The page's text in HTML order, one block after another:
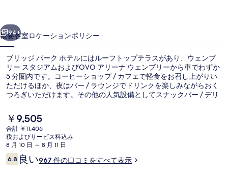
ホ
テ
ル
の
写
真
ギ
ャ
ラ
次へ
94+
概要客室ロケーションポリシー
ブリッジ パーク ホテルにはルーフトップテラスがあり、ウェンブ
リー スタジアムおよびOVO アリーナ ウェンブリーから車でわずか
5 分圏内です。コーヒーショップ / カフェで軽食をお召し上がりい
ただけるほか、夜はバー / ラウンジでドリンクを楽しみながらおく
つろぎいただけます。その他の人気設備としてスナックバー / デリ
ています。付近の公共交通機関も充実しています。地下鉄ストーン
ブリッジ パーク駅までは徒歩 15 分です。
現
在
の
料
金
は
￥9,505
合計 ￥11,406
税およびサービス料込み
8 月 10 日 ～ 8 月 11 日
口
コ
6.810段階中6.8
良い967 件の口コミをすべて表示